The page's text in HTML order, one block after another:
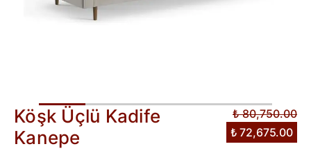
Köşk Üçlü Kadife
Kanepe
₺ 80,750.00
₺ 72,675.00